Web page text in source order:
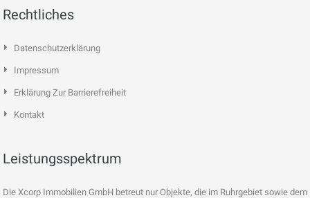
Rechtliches
Datenschutzerklärung
Impressum
Erklärung Zur Barrierefreiheit
Kontakt
Leistungsspektrum
Die Xcorp Immobilien GmbH betreut nur Objekte, die im Ruhrgebiet sowie dem